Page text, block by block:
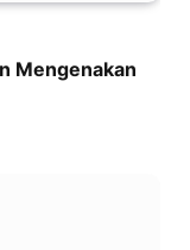
Mengenakan